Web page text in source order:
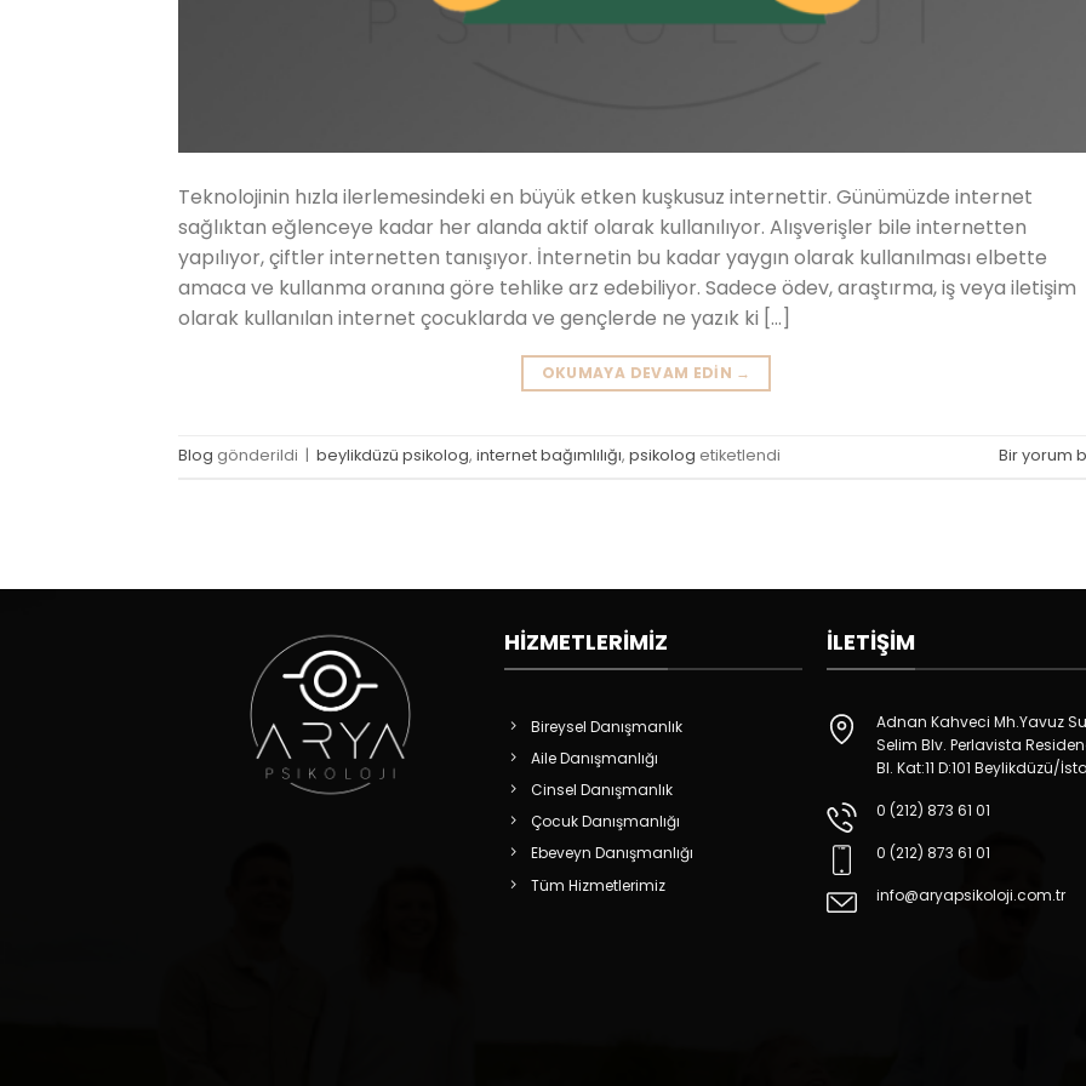
Teknolojinin hızla ilerlemesindeki en büyük etken kuşkusuz internettir. Günümüzde internet
sağlıktan eğlenceye kadar her alanda aktif olarak kullanılıyor. Alışverişler bile internetten
yapılıyor, çiftler internetten tanışıyor. İnternetin bu kadar yaygın olarak kullanılması elbette
amaca ve kullanma oranına göre tehlike arz edebiliyor. Sadece ödev, araştırma, iş veya iletişim
olarak kullanılan internet çocuklarda ve gençlerde ne yazık ki […]
OKUMAYA DEVAM EDIN →
Blog gönderildi | beylikdüzü psikolog, internet bağımlılığı, psikolog etiketlendi Bir yorum
HIZMETLERIMIZ
Bireysel Danışmanlık
Aile Danışmanlığı
Cinsel Danışmanlık
Çocuk Danışmanlığı
Ebeveyn Danışmanlığı
Tüm Hizmetlerimiz
İLETIŞIM
Adnan Kahveci Mh.Yavuz
Selim Blv. Perlavista
Bl. Kat:11 D:101 Beylikdüzü/
0 (212) 873 61 01
0 (212) 873 61 01
info@aryapsikoloji.com.tr